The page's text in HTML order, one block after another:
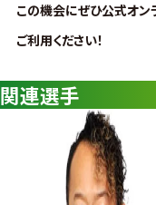
この機会にぜひ公式オン
ご利用ください！
関連選手